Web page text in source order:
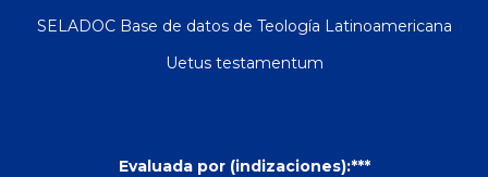
SELADOC Base de datos de Teología Latinoamericana
Uetus testamentum
Evaluada por (indizaciones):***